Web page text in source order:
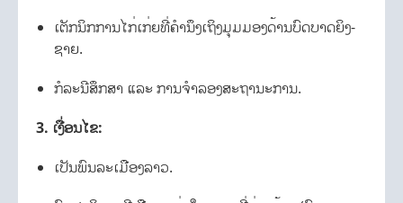
ເຕັກນິກການໄກ່ເກ່ຍທີ່ຄຳນຶງເຖິງມຸມມອງດ້ານບົດບາດຍິງ-
ຊາຍ.
ກໍລະນີສຶກສາ ແລະ ການຈຳລອງສະຖານະການ.
3. ເງື່ອນໄຂ:
ເປັນພົນລະເມືອງລາວ.